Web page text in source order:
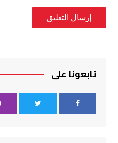
تابعونا على